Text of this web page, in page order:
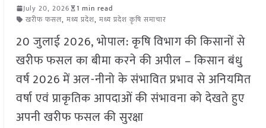
July 20, 2026
1 min read
खरीफ फसल, मध्य प्रदेश, मध्य प्रदेश कृषि समाचार
20 जुलाई 2026, भोपाल: कृषि विभाग की किसानों से
खरीफ फसल का बीमा करने की अपील – किसान बंधु
वर्ष 2026 में अल-नीनो के संभावित प्रभाव से अनियमित
वर्षा एवं प्राकृतिक आपदाओं की संभावना को देखते हुए
अपनी खरीफ फसल की सुरक्षा